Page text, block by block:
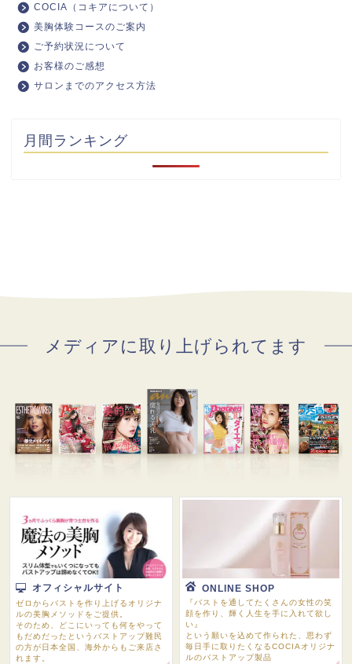
COCIA（コキアについて）
美胸体験コースのご案内
ご予約状況について
お客様のご感想
サロンまでのアクセス方法
月間ランキング
メディアに取り上げられてます
オフィシャルサイト
ゼロからバストを作り上げるオリジナ
ルの美胸メソッドをご提供。
そのため、どこにいっても何をやって
もだめだったというバストアップ難民
の方が日本全国、海外からもご来店さ
れます。
ONLINE SHOP
『バストを通してたくさんの女性の笑
顔を作り、輝く人生を手に入れて欲し
い』
という願いを込めて作られた、思わず
毎日手に取りたくなるCOCIAオリジナ
ルのバストアップ製品